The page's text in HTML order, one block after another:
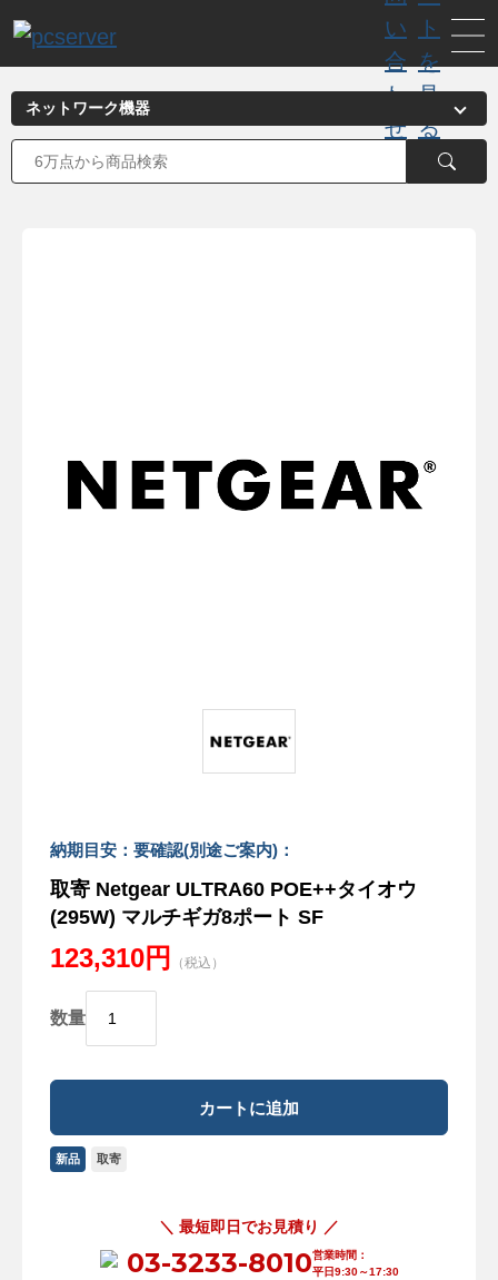
納期目安：要確認(別途ご案内)：
取寄 Netgear ULTRA60 POE++タイオウ
(295W) マルチギガ8ポート SF
123,310円 （税込）
数量
新品 取寄
＼ 最短即日でお見積り ／
03-3233-8010営業時間：
平日9:30～17:30